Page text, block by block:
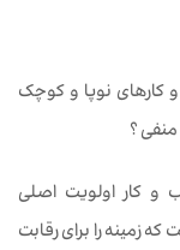
نوپا و کوچک
؟
و کار اولویت اصلی
زمینه را برای رقابت